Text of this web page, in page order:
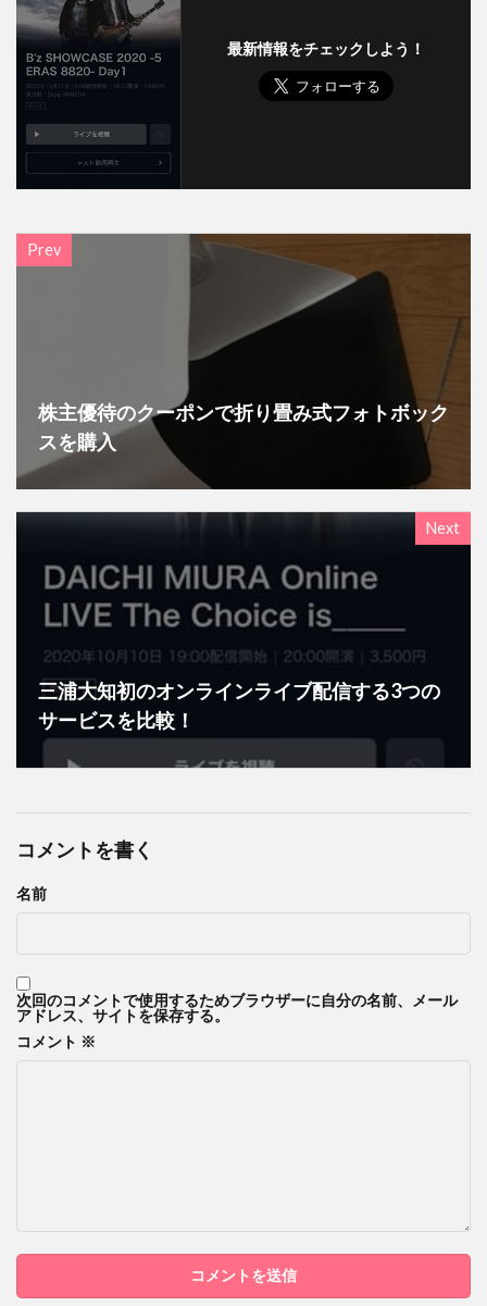
最新情報をチェックしよう！
Prev
株主優待のクーポンで折り畳み式フォトボック
スを購入
Next
三浦大知初のオンラインライブ配信する3つの
サービスを比較！
コメントを書く
名前
次回のコメントで使用するためブラウザーに自分の名前、メール
アドレス、サイトを保存する。
コメント ※